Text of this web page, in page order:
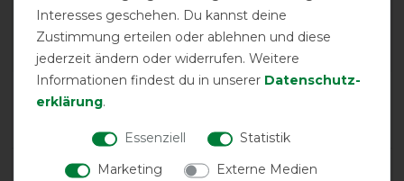
Windchill 100g - royal (grau)
Product Rating
Interesses geschehen. Du kannst deine
Zustimmung erteilen oder ablehnen und diese
jederzeit ändern oder widerrufen. Weitere
Informationen findest du in unserer Daten­schutz­
erklärung.
Essenziell
Statistik
Marketing
Externe Medien